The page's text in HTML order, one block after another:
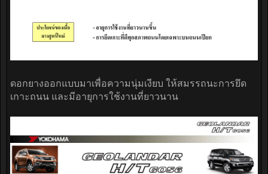
ดอกยางออกแบบมาเพื่อความนุ่มเงียบ ให้สมรรถนะการยึด
เกาะถนน และมีอายุการใช้งานที่ยาวนาน